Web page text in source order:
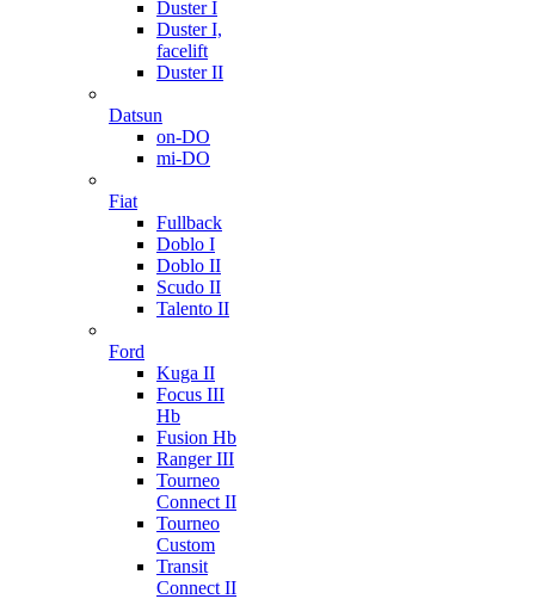
Duster I
Duster I,
facelift
Duster II
Datsun
on-DO
mi-DO
Fiat
Fullback
Doblo I
Doblo II
Scudo II
Talento II
Ford
Kuga II
Focus III
Hb
Fusion Hb
Ranger III
Tourneo
Connect II
Tourneo
Custom
Transit
Connect II